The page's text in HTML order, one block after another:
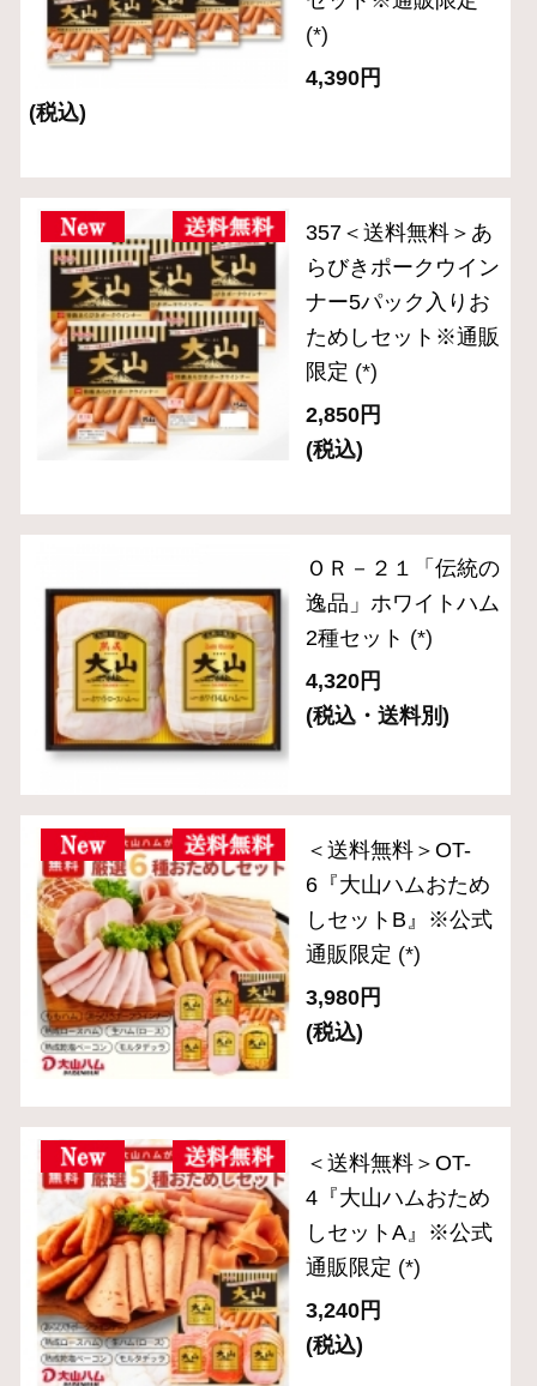
4『大山ハムおため
ＯＲ－３６「伝統の
逸品」スライスセッ
ト（５品入り） (*)
3,240円
(税込・送料別)
逸品」ブロック２種
3,240円
(税込・送料別)
ＯＲ－３８「伝統の
逸品」5種バラエテ
4,320円
(税込・送料別)
ＯＲ－２６ 「伝統
の逸品」乾塩ベーコ
ン入りブロック3種
セット(*)
5,400円
ＯＲ－７ 「伝統の
逸品」焼豚入りブロ
ック3種セット (*)
7,020円
(税込・送料別)
ＣＮ－２２ 「食の
匠工房」スライスセ